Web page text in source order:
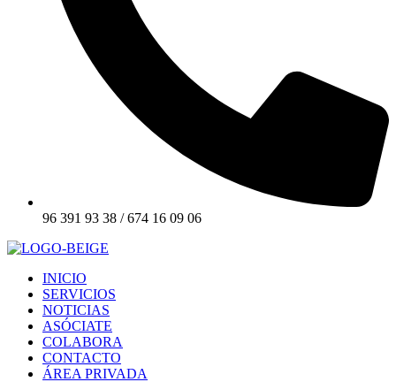
96 391 93 38 / 674 16 09 06
INICIO
SERVICIOS
NOTICIAS
ASÓCIATE
COLABORA
CONTACTO
ÁREA PRIVADA